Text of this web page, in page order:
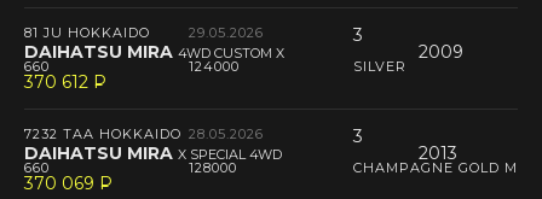
81 JU HOKKAIDO 29.05.2026 3
DAIHATSU MIRA 4WD CUSTOM X 2009
660 124000 SILVER
370 612 P
--
7232 TAA HOKKAIDO 28.05.2026 3
DAIHATSU MIRA X SPECIAL 4WD 2013
660 128000 CHAMPAGNE GOLD M
370 069 P
--